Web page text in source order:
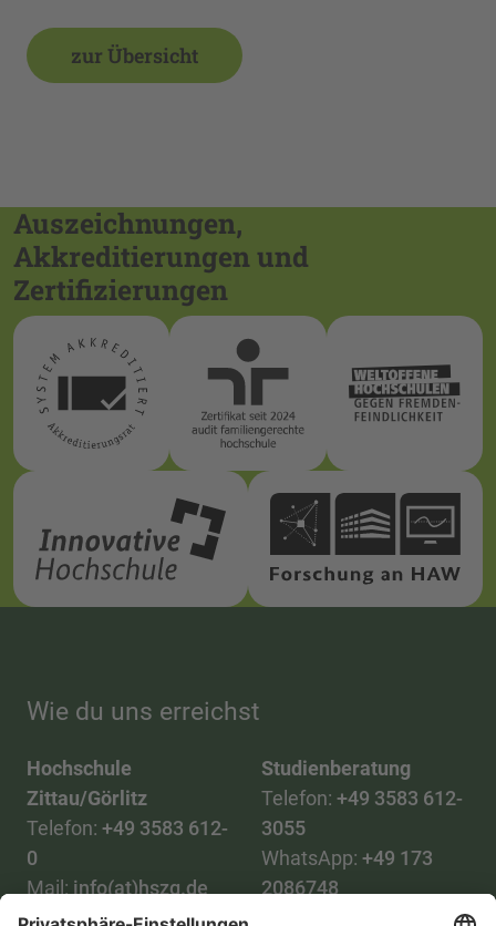
zur Übersicht
Auszeichnungen,
Akkreditierungen und
Zertifizierungen
Wie du uns erreichst
Hochschule
Zittau/Görlitz
Telefon: +49 3583 612-
0
Mail: info(at)hszg.de
Studienberatung
Telefon: +49 3583 612-
3055
WhatsApp: +49 173
2086748